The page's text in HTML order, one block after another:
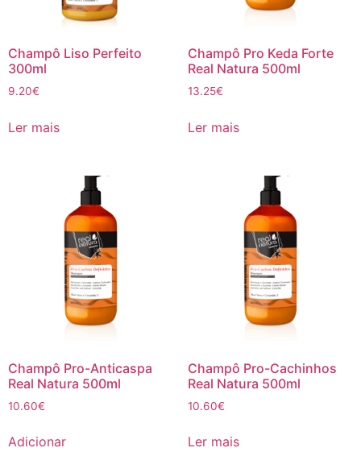
Champô Liso Perfeito
300ml
9.20€
Ler mais
Champô Pro Keda Forte
Real Natura 500ml
13.25€
Ler mais
Champô Pro-Anticaspa
Real Natura 500ml
10.60€
Adicionar
Champô Pro-Cachinhos
Real Natura 500ml
10.60€
Ler mais